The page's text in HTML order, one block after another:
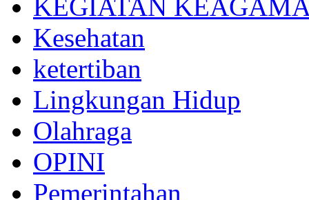
KEGIATAN
Kesehatan
ketertiban
Lingkungan Hidup
Olahraga
OPINI
Pemerintahan